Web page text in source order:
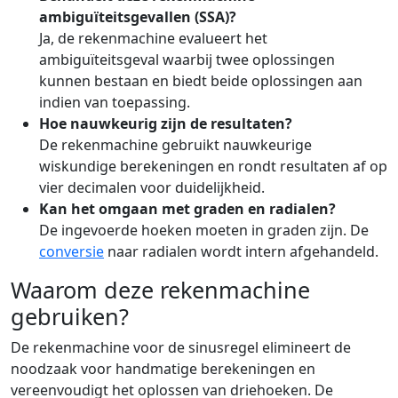
ambiguïteitsgevallen (SSA)?
Ja, de rekenmachine evalueert het
ambiguïteitsgeval waarbij twee oplossingen
kunnen bestaan en biedt beide oplossingen aan
indien van toepassing.
Hoe nauwkeurig zijn de resultaten?
De rekenmachine gebruikt nauwkeurige
wiskundige berekeningen en rondt resultaten af op
vier decimalen voor duidelijkheid.
Kan het omgaan met graden en radialen?
De ingevoerde hoeken moeten in graden zijn. De
conversie naar radialen wordt intern afgehandeld.
Waarom deze rekenmachine
gebruiken?
De rekenmachine voor de sinusregel elimineert de
noodzaak voor handmatige berekeningen en
vereenvoudigt het oplossen van driehoeken. De